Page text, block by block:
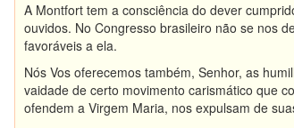
A Montfort tem a consciência do dever
ouvidos. No Congresso brasileiro não se nos
favoráveis a ela.
Nós Vos oferecemos também, Senhor, as
vaidade de certo movimento carismático que
ofendem a Virgem Maria, nos expulsam de